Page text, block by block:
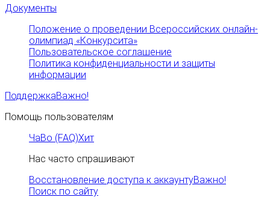
Документы
Положение о проведении Всероссийских онлайн-
олимпиад «Конкурсита»
Пользовательское соглашение
Политика конфиденциальности и защиты
информации
ПоддержкаВажно!
Помощь пользователям
ЧаВо (FAQ)Хит
Нас часто спрашивают
Восстановление доступа к аккаунтуВажно!
Поиск по сайту